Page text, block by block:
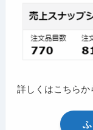
詳しくはこちらか